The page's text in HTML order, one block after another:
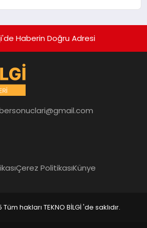
Haberin Doğru Adresi
Çerez PolitikasıKünye
hakları TEKNO BİLGİ 'de saklıdır.